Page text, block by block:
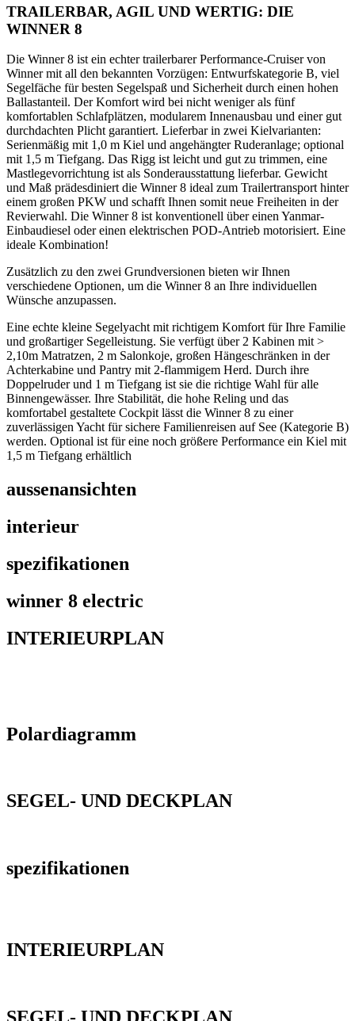
TRAILERBAR, AGIL UND WERTIG: DIE
WINNER 8
Die Winner 8 ist ein echter trailerbarer Performance-Cruiser von
Winner mit all den bekannten Vorzügen: Entwurfskategorie B, viel
Segelfäche für besten Segelspaß und Sicherheit durch einen hohen
Ballastanteil. Der Komfort wird bei nicht weniger als fünf
komfortablen Schlafplätzen, modularem Innenausbau und einer gut
durchdachten Plicht garantiert. Lieferbar in zwei Kielvarianten:
Serienmäßig mit 1,0 m Kiel und angehängter Ruderanlage; optional
mit 1,5 m Tiefgang. Das Rigg ist leicht und gut zu trimmen, eine
Mastlegevorrichtung ist als Sonderausstattung lieferbar. Gewicht
und Maß prädesdiniert die Winner 8 ideal zum Trailertransport hinter
einem großen PKW und schafft Ihnen somit neue Freiheiten in der
Revierwahl. Die Winner 8 ist konventionell über einen Yanmar-
Einbaudiesel oder einen elektrischen POD-Antrieb motorisiert. Eine
ideale Kombination!
Zusätzlich zu den zwei Grundversionen bieten wir Ihnen
verschiedene Optionen, um die Winner 8 an Ihre individuellen
Wünsche anzupassen.
Eine echte kleine Segelyacht mit richtigem Komfort für Ihre Familie
und großartiger Segelleistung. Sie verfügt über 2 Kabinen mit >
2,10m Matratzen, 2 m Salonkoje, großen Hängeschränken in der
Achterkabine und Pantry mit 2-flammigem Herd. Durch ihre
Doppelruder und 1 m Tiefgang ist sie die richtige Wahl für alle
Binnengewässer. Ihre Stabilität, die hohe Reling und das
komfortabel gestaltete Cockpit lässt die Winner 8 zu einer
zuverlässigen Yacht für sichere Familienreisen auf See (Kategorie B)
werden. Optional ist für eine noch größere Performance ein Kiel mit
1,5 m Tiefgang erhältlich
aussenansichten
interieur
spezifikationen
winner 8 electric
INTERIEURPLAN
Polardiagramm
SEGEL- UND DECKPLAN
spezifikationen
INTERIEURPLAN